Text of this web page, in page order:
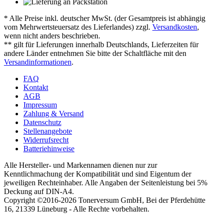
* Alle Preise inkl. deutscher MwSt. (der Gesamtpreis ist abhängig
vom Mehrwertsteuersatz des Lieferlandes) zzgl. Versandkosten,
wenn nicht anders beschrieben.
** gilt für Lieferungen innerhalb Deutschlands, Lieferzeiten für
andere Länder entnehmen Sie bitte der Schaltfläche mit den
Versandinformationen.
FAQ
Kontakt
AGB
Impressum
Zahlung & Versand
Datenschutz
Stellenangebote
Widerrufsrecht
Batteriehinweise
Alle Hersteller- und Markennamen dienen nur zur
Kenntlichmachung der Kompatibilität und sind Eigentum der
jeweiligen Rechteinhaber. Alle Angaben der Seitenleistung bei 5%
Deckung auf DIN-A4.
Copyright ©2016-2026 Tonerversum GmbH, Bei der Pferdehütte
16, 21339 Lüneburg - Alle Rechte vorbehalten.